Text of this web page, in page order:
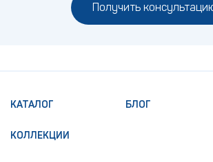
Получить
КАТАЛОГ
КОЛЛЕКЦИИ
БЛОГ